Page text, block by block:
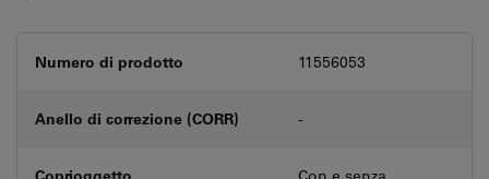
Numero di prodotto 11556053
Anello di correzione (CORR) -